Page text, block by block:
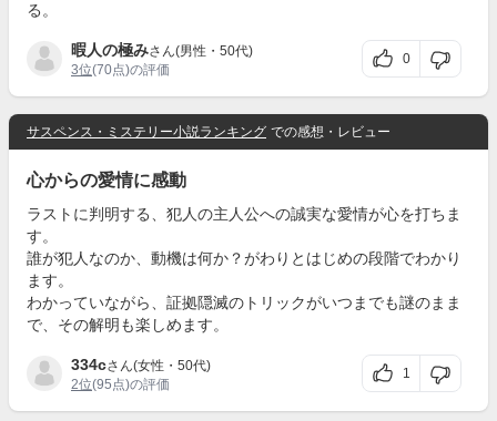
る。
暇人の極みさん(男性・50代)
3位(70点)の評価
0
サスペンス・ミステリー小説ランキング での感想・レビュー
心からの愛情に感動
ラストに判明する、犯人の主人公への誠実な愛情が心を打ちま
す。
誰が犯人なのか、動機は何か？がわりとはじめの段階でわかり
ます。
わかっていながら、証拠隠滅のトリックがいつまでも謎のまま
で、その解明も楽しめます。
334cさん(女性・50代)
2位(95点)の評価
1